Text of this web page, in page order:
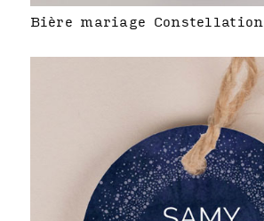
Bière mariage Constellation